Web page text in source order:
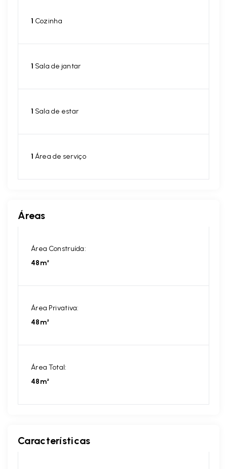
1 Cozinha
1 Sala de jantar
1 Sala de estar
1 Área de serviço
Áreas
Área Construída:
48m²
Área Privativa:
48m²
Área Total:
48m²
Características